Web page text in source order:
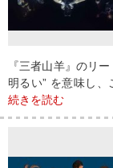
『三者山羊』のリ
明るい” を意味し
続きを読む